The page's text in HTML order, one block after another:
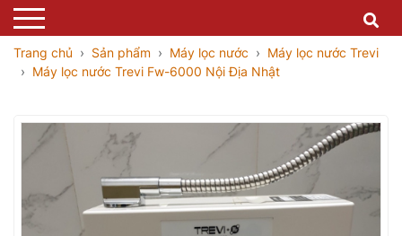
Trang chủ Sản phẩm Máy lọc nước
Máy lọc nước Trevi
Máy lọc nước Trevi Fw-6000 Nội Địa Nhật